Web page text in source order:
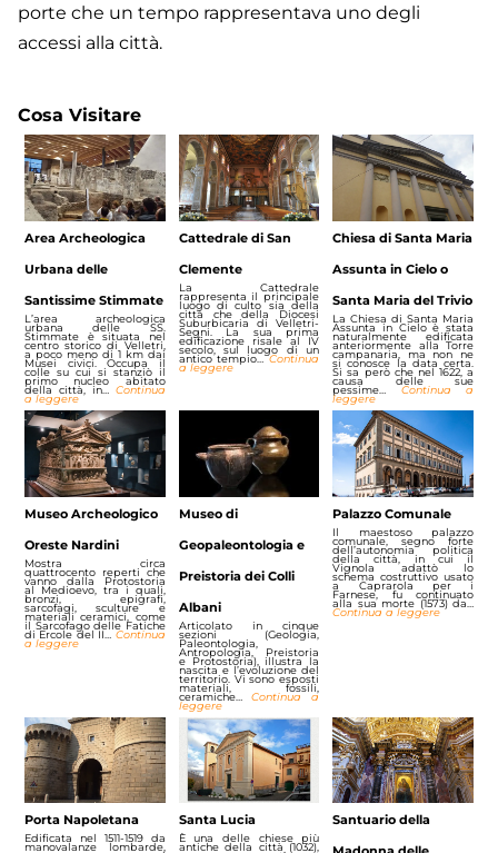
porte che un tempo rappresentava uno degli
accessi alla città.
Cosa Visitare
Area Archeologica
Urbana delle
Santissime Stimmate
L’area archeologica
urbana delle SS.
Stimmate è situata nel
centro storico di Velletri,
a poco meno di 1 km dai
Musei civici. Occupa il
colle su cui si stanziò il
primo nucleo abitato
della città, in… Continua
a leggere
Cattedrale di San
Clemente
La Cattedrale
rappresenta il principale
luogo di culto sia della
città che della Diocesi
Suburbicaria di Velletri-
Segni. La sua prima
edificazione risale al IV
secolo, sul luogo di un
antico tempio…Continua
a leggere
Chiesa di Santa Maria
Assunta in Cielo o
Santa Maria del Trivio
La Chiesa di Santa Maria
Assunta in Cielo è stata
naturalmente edificata
anteriormente alla Torre
campanaria, ma non ne
si conosce la data certa.
Si sa però che nel 1622, a
causa delle sue
pessime… Continua a
leggere
Museo Archeologico
Oreste Nardini
Mostra circa
quattrocento reperti che
vanno dalla Protostoria
al Medioevo, tra i quali,
bronzi, epigrafi,
sarcofagi, sculture e
materiali ceramici, come
il Sarcofago delle Fatiche
di Ercole del II… Continua
a leggere
Museo di
Geopaleontologia e
Preistoria dei Colli
Albani
Articolato in cinque
sezioni (Geologia,
Paleontologia,
Antropologia, Preistoria
e Protostoria), illustra la
nascita e l’evoluzione del
territorio. Vi sono esposti
materiali, fossili,
ceramiche…Continua a
leggere
Palazzo Comunale
Il maestoso palazzo
comunale, segno forte
dell’autonomia politica
della città, in cui il
Vignola adattò lo
schema costruttivo usato
a Caprarola per i
Farnese, fu continuato
alla sua morte (1573) da…
Continua a leggere
Porta Napoletana
Edificata nel 1511-1519 da
manovalanze lombarde,
Santa Lucia
È una delle chiese più
antiche della città (1032),
Santuario della